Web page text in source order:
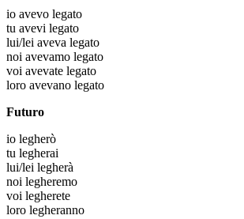
io avevo legato
tu avevi legato
lui/lei aveva legato
noi avevamo legato
voi avevate legato
loro avevano legato
Futuro
io legherò
tu legherai
lui/lei legherà
noi legheremo
voi legherete
loro legheranno